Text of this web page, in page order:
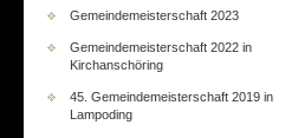
Gemeindemeisterschaft 2023
Gemeindemeisterschaft 2022 in
Kirchanschöring
45. Gemeindemeisterschaft 2019 in
Lampoding